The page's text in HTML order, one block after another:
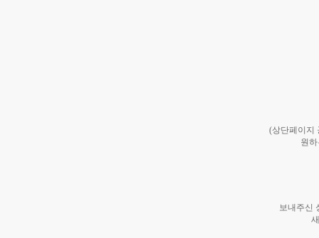
(상단페이지
원
보내주신